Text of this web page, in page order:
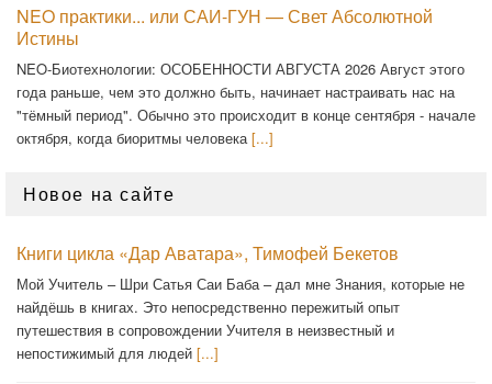
NEO практики... или САИ-ГУН — Свет Абсолютной
Истины
NEO-Биотехнологии: ОСОБЕННОСТИ АВГУСТА 2026 Август этого
года раньше, чем это должно быть, начинает настраивать нас на
"тёмный период". Обычно это происходит в конце сентября - начале
октября, когда биоритмы человека [...]
Новое на сайте
Книги цикла «Дар Аватара», Тимофей Бекетов
Мой Учитель – Шри Сатья Саи Баба – дал мне Знания, которые не
найдёшь в книгах. Это непосредственно пережитый опыт
путешествия в сопровождении Учителя в неизвестный и
непостижимый для людей [...]